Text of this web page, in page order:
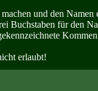
und den Namen
Buchstaben für den
erlaubt!